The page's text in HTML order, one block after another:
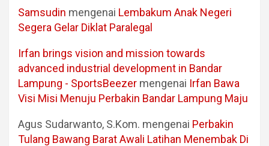
Samsudin mengenai Lembakum Anak Negeri
Segera Gelar Diklat Paralegal
Irfan brings vision and mission towards
advanced industrial development in Bandar
Lampung - SportsBeezer mengenai Irfan Bawa
Visi Misi Menuju Perbakin Bandar Lampung Maju
Agus Sudarwanto, S.Kom. mengenai Perbakin
Tulang Bawang Barat Awali Latihan Menembak Di